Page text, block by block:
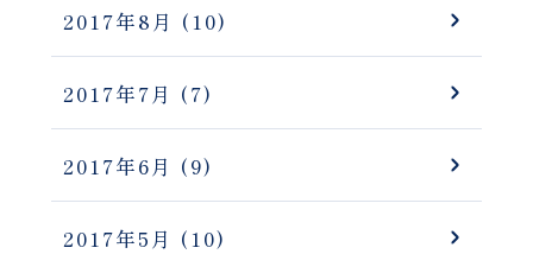
2017年8月 (10)
2017年7月 (7)
2017年6月 (9)
2017年5月 (10)